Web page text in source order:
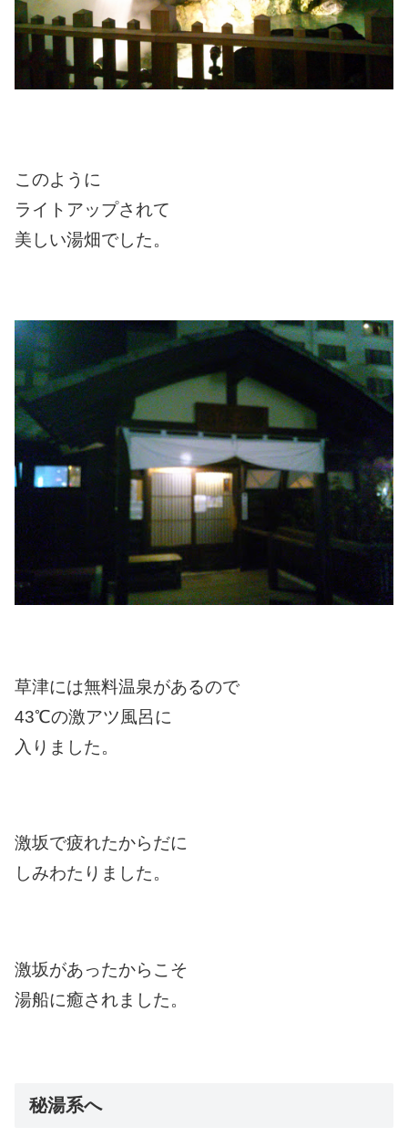
このように
ライトアップされて
美しい湯畑でした。
草津には無料温泉があるので
43℃の激アツ風呂に
入りました。
激坂で疲れたからだに
しみわたりました。
激坂があったからこそ
湯船に癒されました。
秘湯系へ